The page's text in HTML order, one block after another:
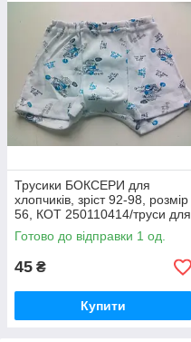
Трусики БОКСЕРИ для
хлопчиків, зріст 92-98, розмір
56, КОТ 250110414/труси для
бавовняних трусів, труси
Готово до відправки 1 од.
45 ₴
Купити